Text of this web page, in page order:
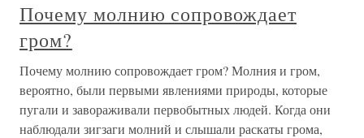
Почему молнию сопровождает
гром?
Почему молнию сопровождает гром? Молния и гром,
вероятно, были первыми явлениями природы, которые
пугали и завораживали первобытных людей. Когда они
наблюдали зигзаги молний и слышали раскаты грома,